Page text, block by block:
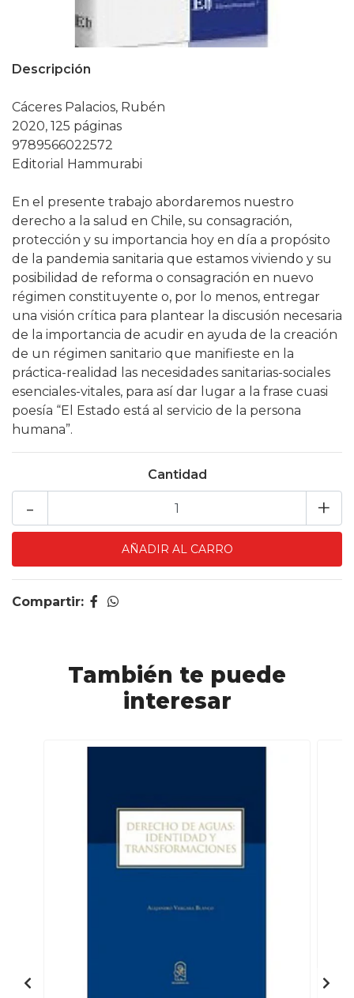
Descripción
Cáceres Palacios, Rubén
2020, 125 páginas
9789566022572
Editorial Hammurabi
En el presente trabajo abordaremos nuestro
derecho a la salud en Chile, su consagración,
protección y su importancia hoy en día a propósito
de la pandemia sanitaria que estamos viviendo y su
posibilidad de reforma o consagración en nuevo
régimen constituyente o, por lo menos, entregar
una visión crítica para plantear la discusión necesaria
de la importancia de acudir en ayuda de la creación
de un régimen sanitario que manifieste en la
práctica-realidad las necesidades sanitarias-sociales
esenciales-vitales, para así dar lugar a la frase cuasi
poesía “El Estado está al servicio de la persona
humana”.
Cantidad
+
-
Compartir:
También te puede
interesar